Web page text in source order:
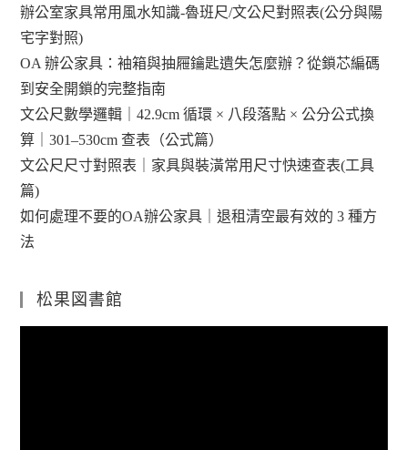
辦公室家具常用風水知識-魯班尺/文公尺對照表(公分與陽
宅字對照)
OA 辦公家具：袖箱與抽屜鑰匙遺失怎麼辦？從鎖芯編碼
到安全開鎖的完整指南
文公尺數學邏輯｜42.9cm 循環 × 八段落點 × 公分公式換
算｜301–530cm 查表（公式篇）
文公尺尺寸對照表｜家具與裝潢常用尺寸快速查表(工具
篇)
如何處理不要的OA辦公家具｜退租清空最有效的 3 種方
法
松果図書館